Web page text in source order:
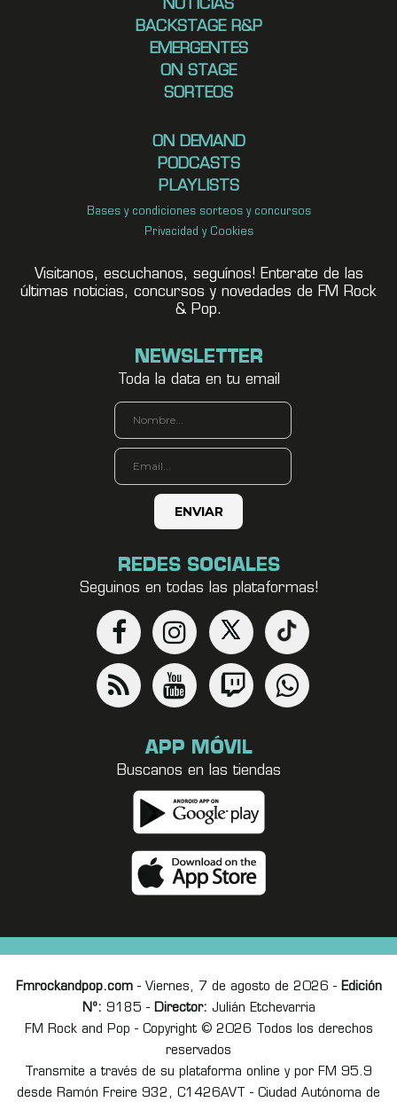
NOTICIAS
BACKSTAGE R&P
EMERGENTES
ON STAGE
SORTEOS
ON DEMAND
PODCASTS
PLAYLISTS
Bases y condiciones sorteos y concursos
Privacidad y Cookies
Visitanos, escuchanos, seguínos! Enterate de las
últimas noticias, concursos y novedades de FM Rock
& Pop.
NEWSLETTER
Toda la data en tu email
REDES SOCIALES
Seguinos en todas las plataformas!
APP MÓVIL
Buscanos en las tiendas
Fmrockandpop.com- Viernes, 7 de agosto de 2026 - Edición
Nº: 9185 - Director: Julián Etchevarria
FM Rock and Pop - Copyright © 2026 Todos los derechos
reservados
Transmite a través de su plataforma online y por FM 95.9
desde Ramón Freire 932, C1426AVT - Ciudad Autónoma de